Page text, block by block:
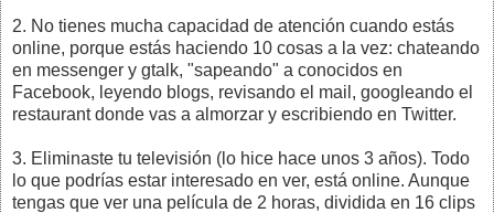
2. No tienes mucha capacidad de atención cuando estás
online, porque estás haciendo 10 cosas a la vez: chateando
en messenger y gtalk, "sapeando" a conocidos en
Facebook, leyendo blogs, revisando el mail, googleando el
restaurant donde vas a almorzar y escribiendo en Twitter.
3. Eliminaste tu televisión (lo hice hace unos 3 años). Todo
lo que podrías estar interesado en ver, está online. Aunque
tengas que ver una película de 2 horas, dividida en 16 clips